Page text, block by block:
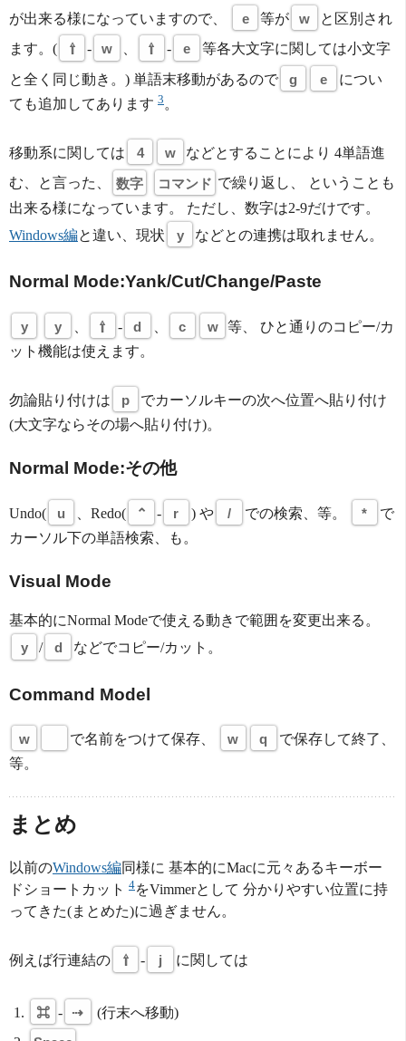
が出来る様になっていますので、
e 等が w
と区別され
ます。(
⇧ - w ⇧ - e
等各大文字に関しては小文字
と全く同じ動き。) 単語末移動があるので
g e
につい
ても追加してあります 3 。
移動系に関しては 4 w
などとすることにより 4単語進
む、と言った、
数字 コマンド で繰り返し、 ということも
出来る様になっています。 ただし、数字は2-9だけです。
Windows編と違い、現状 y などとの連携は取れません。
Normal Mode:Yank/Cut/Change/Paste
y y ⇧ - d c w
等、 ひと通りのコピー/カ
ット機能は使えます。
勿論貼り付けは p
でカーソルキーの次へ位置へ貼り付け
(大文字ならその場へ貼り付け)。
Normal Mode:その他
Undo( u 、Redo( ⌃ - r ) や / での検索、等。 *
で
カーソル下の単語検索、も。
Visual Mode
基本的にNormal Modeで使える動きで範囲を変更出来る。
y
/ d などでコピー/カット。
Command Model
w で名前をつけて保存、 w q
で保存して終了、
等。
まとめ
以前のWindows編同様に 基本的にMacに元々あるキーボー
ドショートカット 4をVimmerとして 分かりやすい位置に持
ってきた(まとめた)に過ぎません。
例えば行連結の ⇧ - j に関しては
⌘ - ⇢
(行末へ移動)